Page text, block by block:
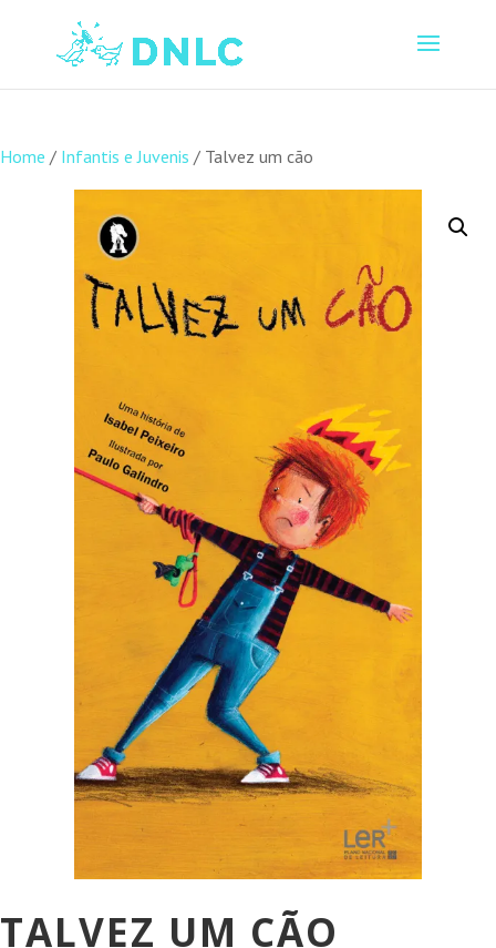
Home / Infantis e Juvenis / Talvez um cão
TALVEZ UM CÃO